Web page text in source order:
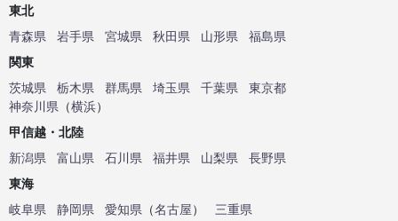
東北
青森県
岩手県 宮城県 秋田県 山形県
福島県
関東
茨城県
栃木県 群馬県 埼玉県 千葉県
東京都
神奈川県 （横浜）
甲信越・北陸
新潟県
富山県 石川県 福井県 山梨県
長野県
東海
岐阜県
静岡県 愛知県 （名古屋）
三重県